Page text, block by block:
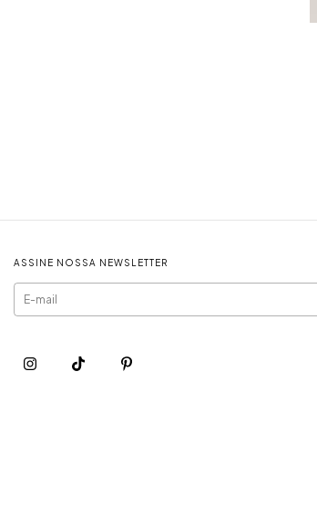
ASSINE NOSSA NEWSLETTER